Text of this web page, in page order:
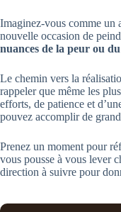
Imaginez-vous comme un
nouvelle occasion de
nuances de la peur ou
Le chemin vers la
rappeler que même les
efforts, de patience et
pouvez accomplir de
Prenez un moment pour
vous pousse à vous lever
direction à suivre pour